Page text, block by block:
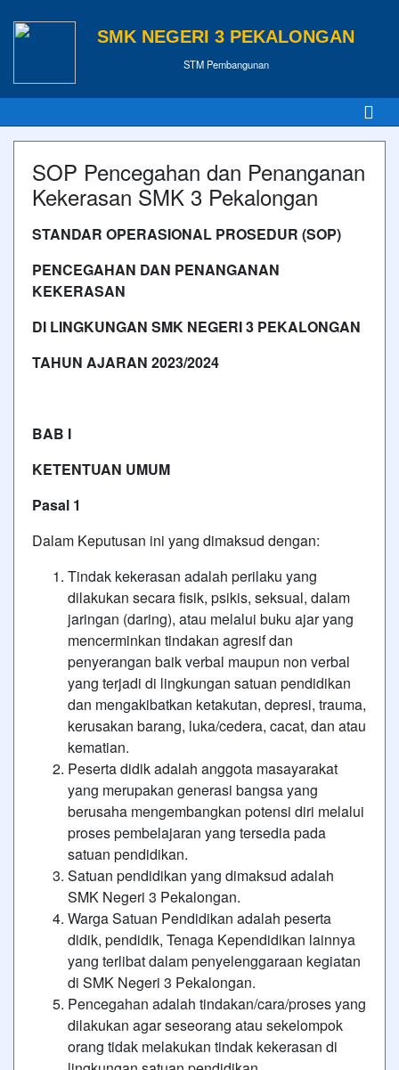
SMK NEGERI 3 PEKALONGAN
STM Pembangunan
SOP Pencegahan dan Penanganan
Kekerasan SMK 3 Pekalongan
STANDAR OPERASIONAL PROSEDUR (SOP)
PENCEGAHAN DAN PENANGANAN
KEKERASAN
DI LINGKUNGAN SMK NEGERI3 PEKALONGAN
TAHUN AJARAN 2023/2024
BAB I
KETENTUAN UMUM
Pasal 1
Dalam Keputusan ini yang dimaksud dengan:
Tindak kekerasan adalah perilaku yang
dilakukan secara fisik, psikis, seksual, dalam
jaringan (daring), atau melalui buku ajar yang
mencerminkan tindakan agresif dan
penyerangan baik verbal maupun non verbal
yang terjadi di lingkungan satuan pendidikan
dan mengakibatkan ketakutan, depresi, trauma,
kerusakan barang, luka/cedera, cacat, dan atau
kematian.
Peserta didik adalah anggota masayarakat
yang merupakan generasi bangsa yang
berusaha mengembangkan potensi diri melalui
proses pembelajaran yang tersedia pada
satuan pendidikan.
Satuan pendidikan yang dimaksud adalah
SMK Negeri 3 Pekalongan.
Warga Satuan Pendidikan adalah peserta
didik, pendidik, Tenaga Kependidikan lainnya
yang terlibat dalam penyelenggaraan kegiatan
di SMK Negeri 3 Pekalongan.
Pencegahan adalah tindakan/cara/proses yang
dilakukan agar seseorang atau sekelompok
orang tidak melakukan tindak kekerasan di